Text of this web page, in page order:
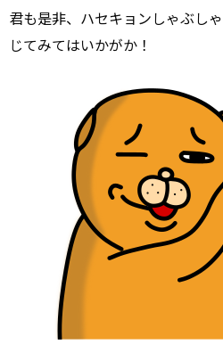
君も是非、ハセキョンしゃぶし
じてみてはいかがか！